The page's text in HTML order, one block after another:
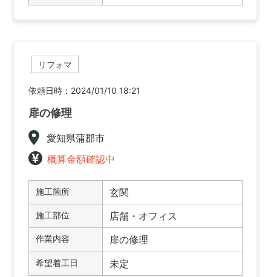
リフォマ
依頼日時：2024/01/10 18:21
扉の修理
愛知県蒲郡市
概算金額確認中
施工箇所 玄関
施工部位 店舗・オフィス
作業内容 扉の修理
希望着工日 未定